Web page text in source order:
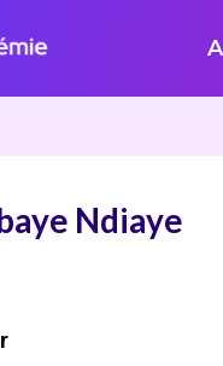
Ndiaye